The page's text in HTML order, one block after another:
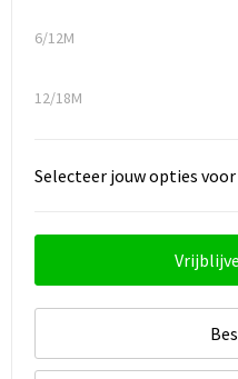
6/12M
12/18M
Selecteer jouw opties